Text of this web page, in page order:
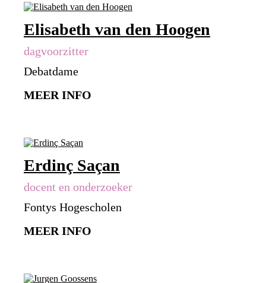
Elisabeth van den Hoogen
dagvoorzitter
Debatdame
MEER INFO
Erdinç Saçan
docent en onderzoeker
Fontys Hogescholen
MEER INFO